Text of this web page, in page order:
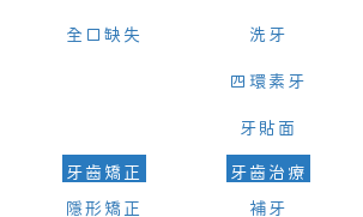
全口缺失 洗牙
四環素牙
牙貼面
牙齒矯正
隱形矯正
牙齒治療
補牙